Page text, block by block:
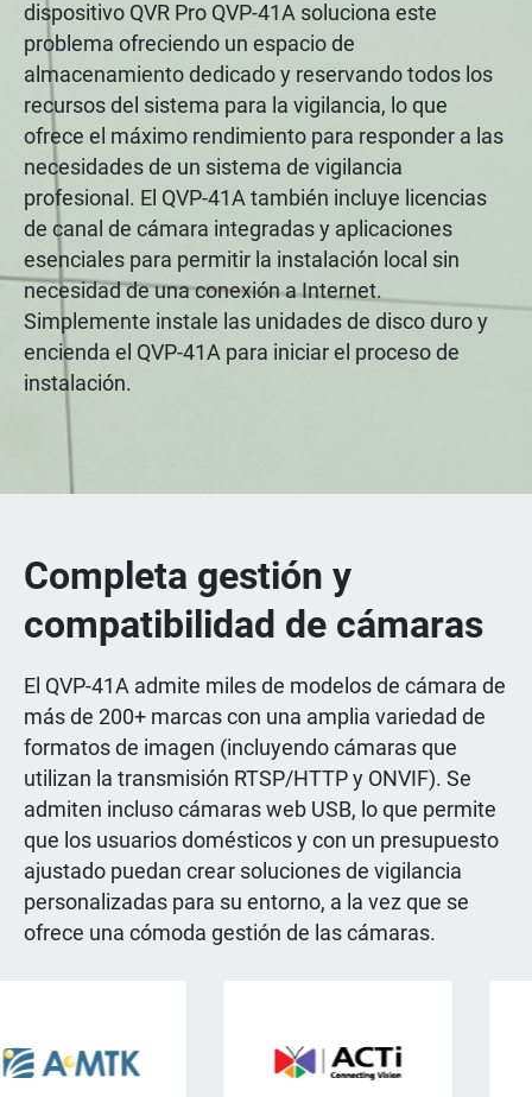
dispositivo QVR Pro QVP-41A soluciona este
problema ofreciendo un espacio de
almacenamiento dedicado y reservando todos los
recursos del sistema para la vigilancia, lo que
ofrece el máximo rendimiento para responder a las
necesidades de un sistema de vigilancia
profesional. El QVP-41A también incluye licencias
de canal de cámara integradas y aplicaciones
esenciales para permitir la instalación local sin
necesidad de una conexión a Internet.
Simplemente instale las unidades de disco duro y
encienda el QVP-41A para iniciar el proceso de
instalación.
Completa gestión y
compatibilidad de cámaras
El QVP-41A admite miles de modelos de cámara de
más de 200+ marcas con una amplia variedad de
formatos de imagen (incluyendo cámaras que
utilizan la transmisión RTSP/HTTP y ONVIF). Se
admiten incluso cámaras web USB, lo que permite
que los usuarios domésticos y con un presupuesto
ajustado puedan crear soluciones de vigilancia
personalizadas para su entorno, a la vez que se
ofrece una cómoda gestión de las cámaras.